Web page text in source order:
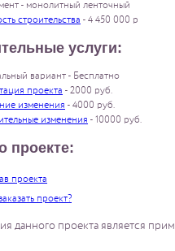
- монолитный ленточный
строительства - 4 450 000 р
услуги:
вариант - Бесплатно
проекта - 2000 руб.
изменения - 4000 руб.
изменения - 10000 руб.
проекте:
проекта
проект?
данного проекта является